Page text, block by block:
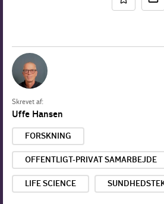
Skrevet af:
Uffe Hansen
FORSKNING
OFFENTLIGT-PRIVAT SAMARBEJDE
LIFE SCIENCE